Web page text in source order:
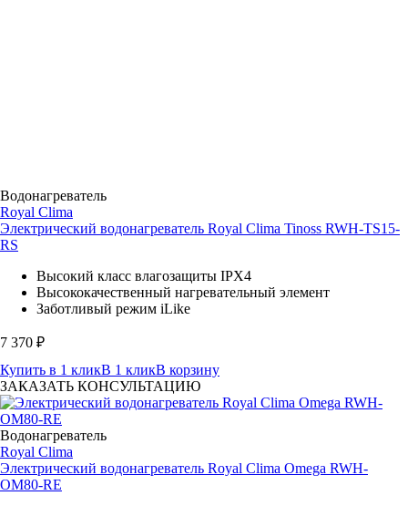
Водонагреватель
Royal Clima
Электрический водонагреватель Royal Clima Tinoss RWH-TS15-
RS
Высокий класс влагозащиты IPX4
Высококачественный нагревательный элемент
Заботливый режим iLike
7 370 ₽
Купить в 1 кликВ 1 кликВ корзину
ЗАКАЗАТЬ КОНСУЛЬТАЦИЮ
Водонагреватель
Royal Clima
Электрический водонагреватель Royal Clima Omega RWH-
OM80-RE